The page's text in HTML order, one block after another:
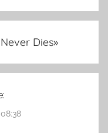
Dies»